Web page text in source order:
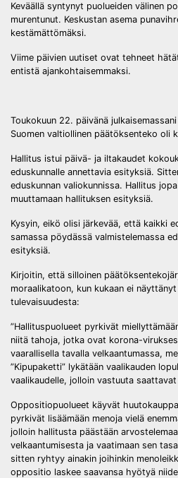
Keväällä syntynyt puolueiden välinen
murentunut. Keskustan asema
kestämättömäksi.
Viime päivien uutiset ovat tehneet
entistä ajankohtaisemmaksi.
x x
Toukokuun 22. päivänä
Suomen valtiollinen päätöksenteko oli
Hallitus istui päivä- ja iltakaudet
eduskunnalle annettavia esityksiä.
eduskunnan valiokunnissa. Hallitus
muuttamaan hallituksen esityksiä.
Kysyin, eikö olisi järkevää, että kaikki
samassa pöydässä valmistelemassa
esityksiä.
Kirjoitin, että silloinen
moraalikatoon, kun kukaan ei
tulevaisuudesta:
”Hallituspuolueet pyrkivät
niitä tahoja, jotka ovat korona-
vaarallisella tavalla velkaantumassa,
”Kipupaketti” lykätään vaalikauden
vaalikaudelle, jolloin vastuuta
Oppositiopuolueet käyvät
pyrkivät lisäämään menoja vielä
jolloin hallitusta päästään
velkaantumisesta ja vaatimaan sen
sitten ryhtyy ainakin joihinkin
oppositio laskee saavansa hyötyä